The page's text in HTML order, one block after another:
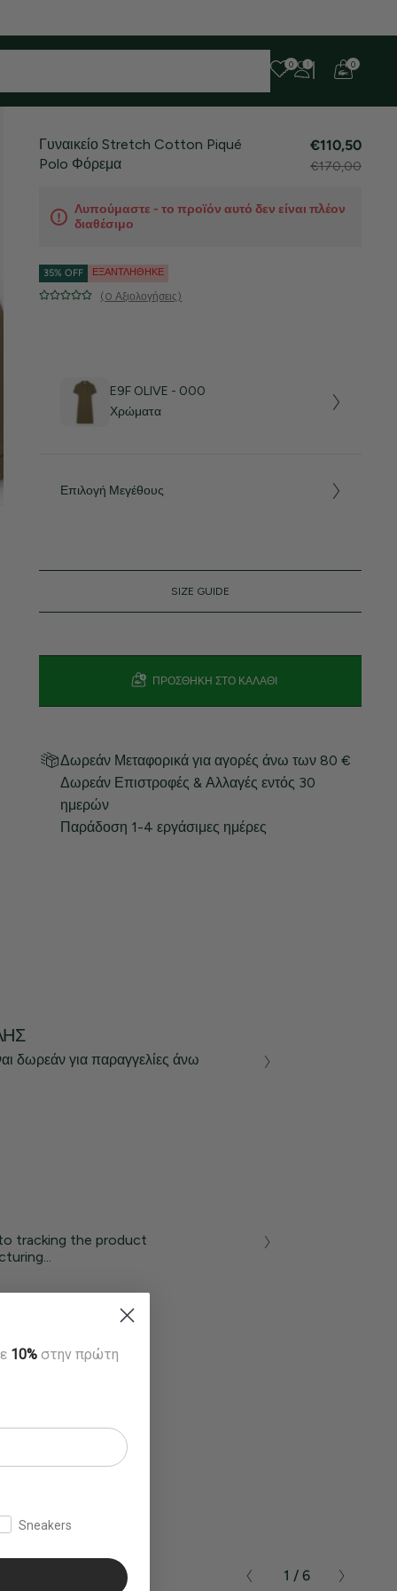
0 0
Γυναικείο Stretch Cotton Piqué
Polo Φόρεμα
€110,50
€170,00
Λυπούμαστε - το προϊόν αυτό δεν είναι πλέον
διαθέσιμο
35% OFF ΕΞΑΝΤΛΉΘΗΚΕ
(0 Αξιολογήσεις)
E9F OLIVE - 000
Χρώματα
Επιλογή Μεγέθους
SIZE GUIDE
ΠΡΟΣΘΉΚΗ ΣΤΟ ΚΑΛΆΘΙ
Δωρεάν Μεταφορικά για αγορές άνω των 80 €
Δωρεάν Επιστροφές & Αλλαγές εντός 30
ημερών
Παράδοση 1-4 εργάσιμες ημέρες
δωρεάν για παραγγελίες άνω
tracking the product
1 / 6
10% στην πρώτη
Sneakers